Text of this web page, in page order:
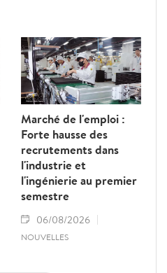
Marché de l'emploi :
Forte hausse des
recrutements dans
l'industrie et
l'ingénierie au premier
semestre
06/08/2026
NOUVELLES